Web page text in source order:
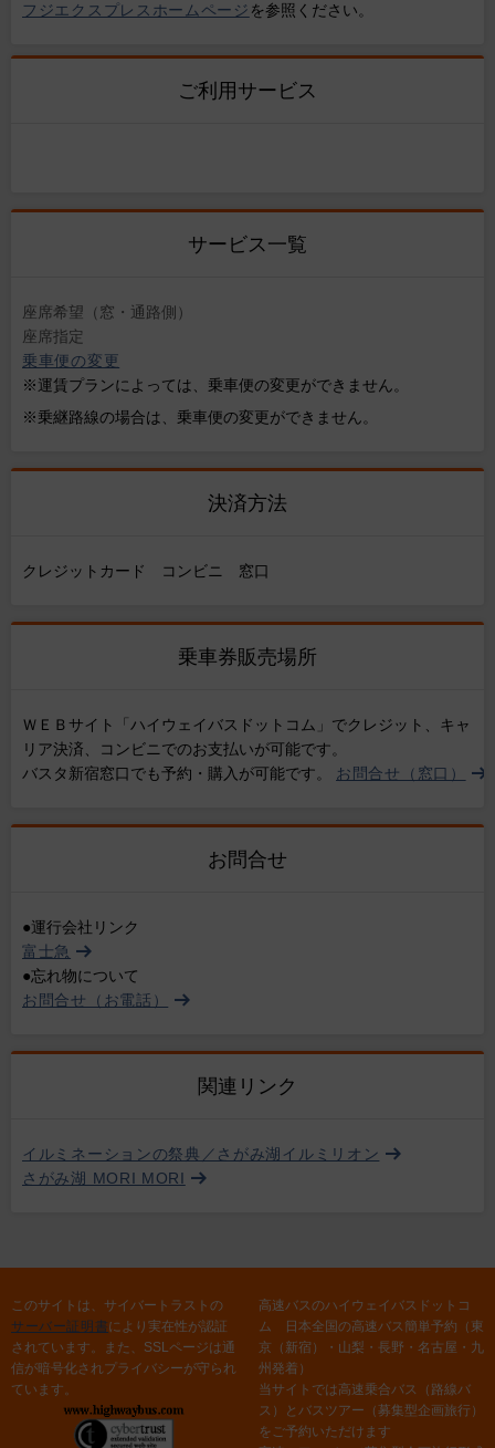
フジエクスプレスホームページ を参照ください。
ご利用サービス
サービス一覧
座席希望（窓・通路側）
座席指定
乗車便の変更
※運賃プランによっては、乗車便の変更ができません。
※乗継路線の場合は、乗車便の変更ができません。
決済方法
クレジットカード コンビニ 窓口
乗車券販売場所
ＷＥＢサイト「ハイウェイバスドットコム」でクレジット、キャ
リア決済、コンビニでのお支払いが可能です。
バスタ新宿窓口でも予約・購入が可能です。
お問合せ（窓口）
お問合せ
●運行会社リンク
富士急
●忘れ物について
お問合せ（お電話）
関連リンク
イルミネーションの祭典／さがみ湖イルミリオン
さがみ湖 MORI MORI
このサイトは、サイバートラストの
サーバー証明書により実在性が認証
されています。また、SSLページは通
信が暗号化されプライバシーが守られ
ています。
高速バスのハイウェイバスドットコ
ム 日本全国の高速バス簡単予約（東
京（新宿）・山梨・長野・名古屋・九
州発着）
当サイトでは高速乗合バス（路線バ
ス）とバスツアー（募集型企画旅行）
をご予約いただけます